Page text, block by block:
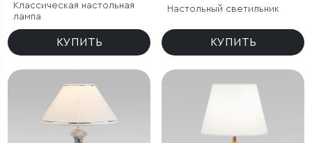
Классическая настольная
лампа
КУПИТЬ
Настольный светильник
КУПИТЬ